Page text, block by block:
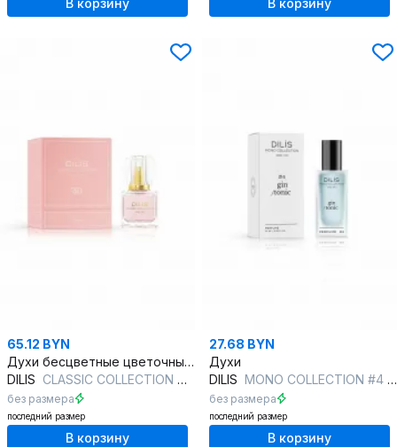
В корзину В корзину
65.12 BYN
Духи бесцветные цветочные водяные 30 мл женский аромат
DILIS CLASSIC COLLECTION №30
без размера
последний размер
В корзину
27.68 BYN
Духи
DILIS MONO COLLECTION #4 gin/tonic
без размера
последний размер
В корзину